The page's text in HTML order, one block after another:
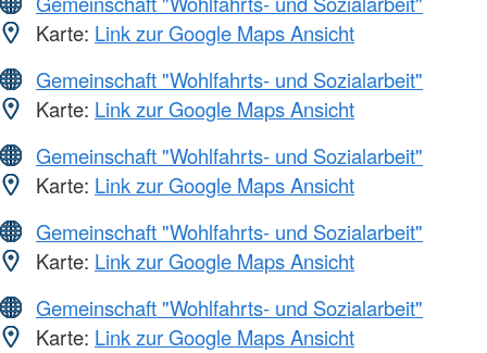
Karte: Link zur Google Maps Ansicht
Gemeinschaft "Wohlfahrts- und Sozialarbeit"
Karte: Link zur Google Maps Ansicht
Gemeinschaft "Wohlfahrts- und Sozialarbeit"
Karte: Link zur Google Maps Ansicht
Gemeinschaft "Wohlfahrts- und Sozialarbeit"
Karte: Link zur Google Maps Ansicht
Gemeinschaft "Wohlfahrts- und Sozialarbeit"
Karte: Link zur Google Maps Ansicht